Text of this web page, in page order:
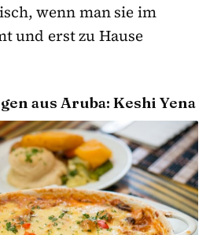
wenn man sie im
und erst zu Hause
aus Aruba: Keshi Yena